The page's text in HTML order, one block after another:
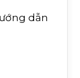
dẫn